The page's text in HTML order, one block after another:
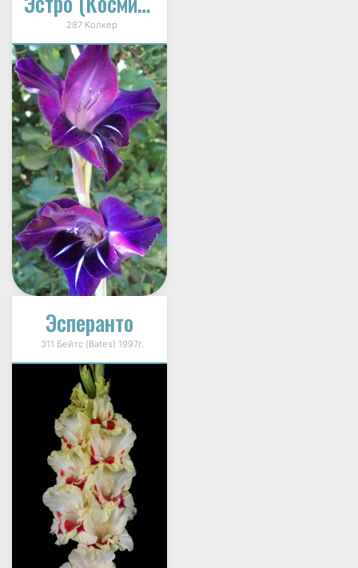
287 Колкер
Эсперанто
311 Бейтс (Bates) 1997г.